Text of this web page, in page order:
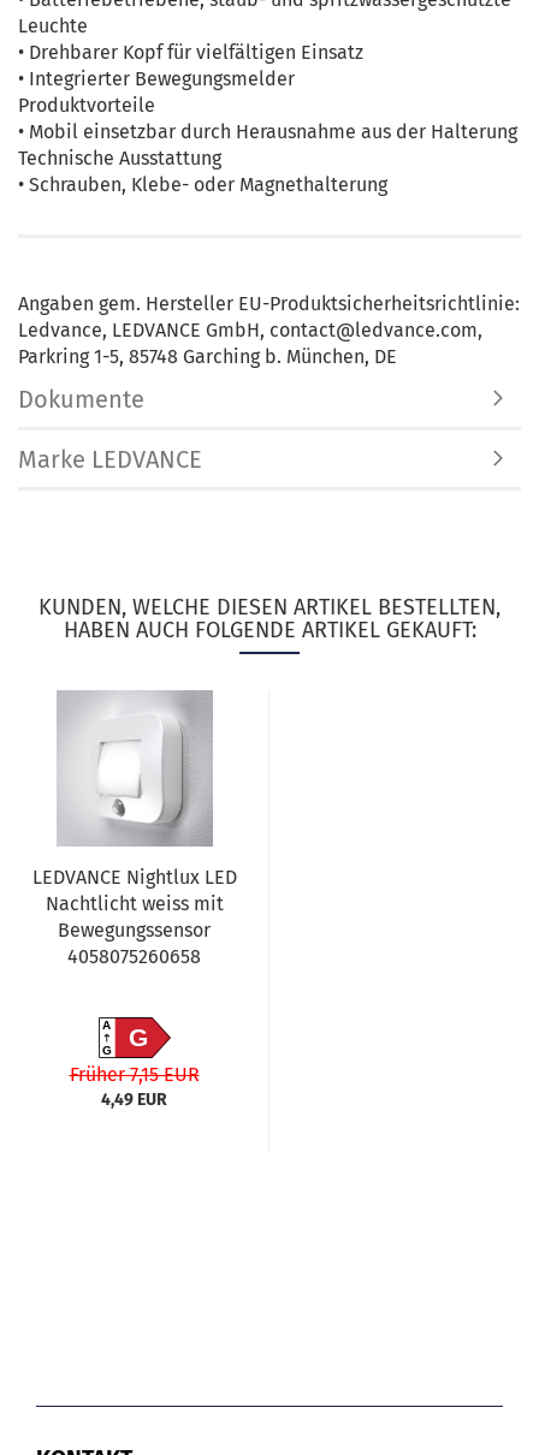
Leuchte
• Drehbarer Kopf für vielfältigen Einsatz
• Integrierter Bewegungsmelder
Produktvorteile
• Mobil einsetzbar durch Herausnahme aus der Halterung
Technische Ausstattung
• Schrauben, Klebe- oder Magnethalterung
Angaben gem. Hersteller EU-Produktsicherheitsrichtlinie:
Ledvance, LEDVANCE GmbH, contact@ledvance.com,
Parkring 1-5, 85748 Garching b. München, DE
Dokumente
Marke LEDVANCE
KUNDEN, WELCHE DIESEN ARTIKEL BESTELLTEN,
HABEN AUCH FOLGENDE ARTIKEL GEKAUFT:
LEDVANCE Nightlux LED
Nachtlicht weiss mit
Bewegungssensor
4058075260658
A
GG
Früher 7,15 EUR
4,49 EUR